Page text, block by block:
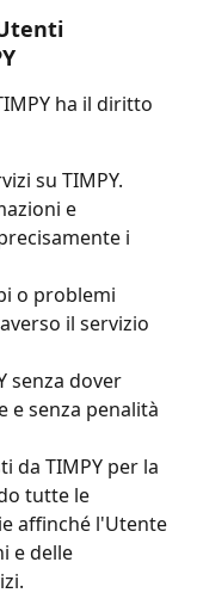
ha il diritto
su TIMPY.
e
i
o problemi
il servizio
senza dover
e senza penalità
da TIMPY per la
tutte le
affinché l'Utente
e delle